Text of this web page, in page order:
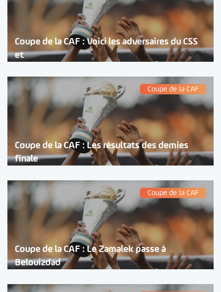
Coupe de la CAF : Voici les adversaires du CSS
et
Coupe de la CAF
Coupe de la CAF : Les résultats des demies
finale
Coupe de la CAF
Coupe de la CAF : Le Zamalek passe à
Belouizdad